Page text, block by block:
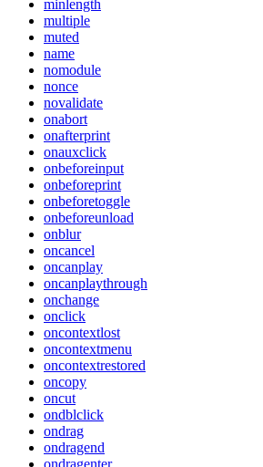
minlength
multiple
muted
name
nomodule
nonce
novalidate
onabort
onafterprint
onauxclick
onbeforeinput
onbeforeprint
onbeforetoggle
onbeforeunload
onblur
oncancel
oncanplay
oncanplaythrough
onchange
onclick
oncontextlost
oncontextmenu
oncontextrestored
oncopy
oncut
ondblclick
ondrag
ondragend
ondragenter